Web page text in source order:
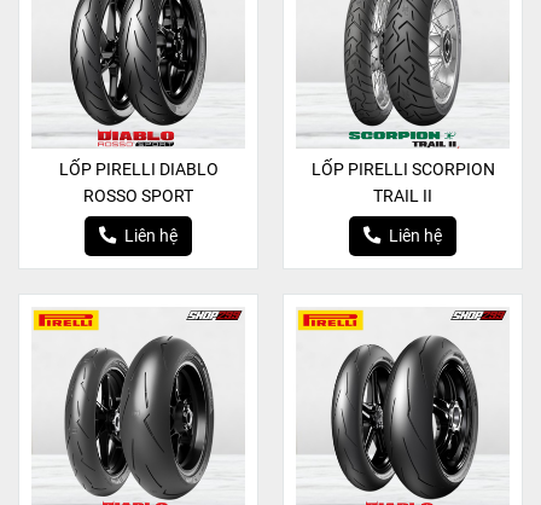
LỐP PIRELLI DIABLO
ROSSO SPORT
Liên hệ
LỐP PIRELLI SCORPION
TRAIL II
Liên hệ